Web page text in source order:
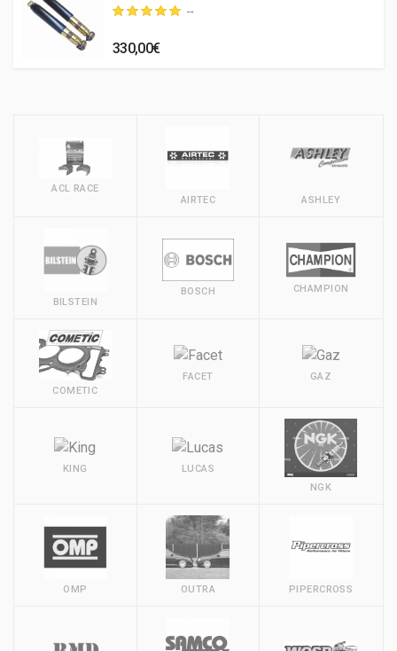
--
330,00€
ACL RACE
AIRTEC
ASHLEY
BILSTEIN
BOSCH CHAMPION
COMETIC
FACET GAZ
KING
LUCAS
NGK
OMP OUTRA PIPERCROSS